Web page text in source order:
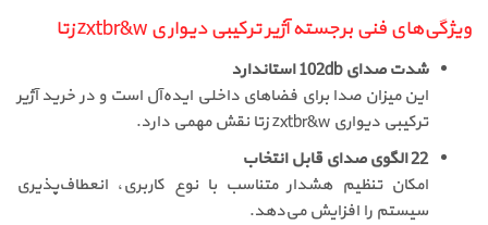
ویژگی‌های فنی برجسته آژیر ترکیبی دیواری zxtbr&w زتا
شدت صدای 102db استاندارد
این میزان صدا برای فضاهای داخلی ایده‌آل است و در خرید آژیر
ترکیبی دیواری zxtbr&w زتا نقش مهمی دارد.
22 الگوی صدای قابل انتخاب
امکان تنظیم هشدار متناسب با نوع کاربری، انعطاف‌پذیری
سیستم را افزایش می‌دهد.